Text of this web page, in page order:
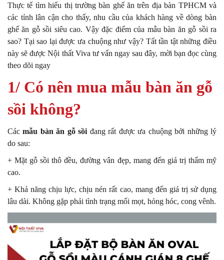
Thực tế tìm hiểu thị trường bàn ghế ăn trên địa bàn TPHCM và
các tỉnh lân cận cho thấy, nhu cầu của khách hàng về dòng bàn
ghế ăn gỗ sồi siêu cao. Vậy đặc điểm của mẫu bàn ăn gỗ sồi ra
sao? Tại sao lại được ưa chuộng như vậy? Tất tần tật những điều
này sẽ được Nội thất Viva tư vấn ngay sau đây, mời bạn đọc cùng
theo dõi ngay
1/ Có nên mua mẫu bàn ăn gỗ
sồi không?
Cácmẫu bàn ăn gỗ sồi đang rất được ưa chuộng bởi những lý
do sau:
+ Mặt gỗ sồi thô đều, đường vân đẹp, mang đến giá trị thẩm mỹ
cao.
+ Khả năng chịu lực, chịu nén rất cao, mang đến giá trị sử dụng
lâu dài. Không gặp phải tình trạng mối mọt, hỏng hóc, cong vênh.